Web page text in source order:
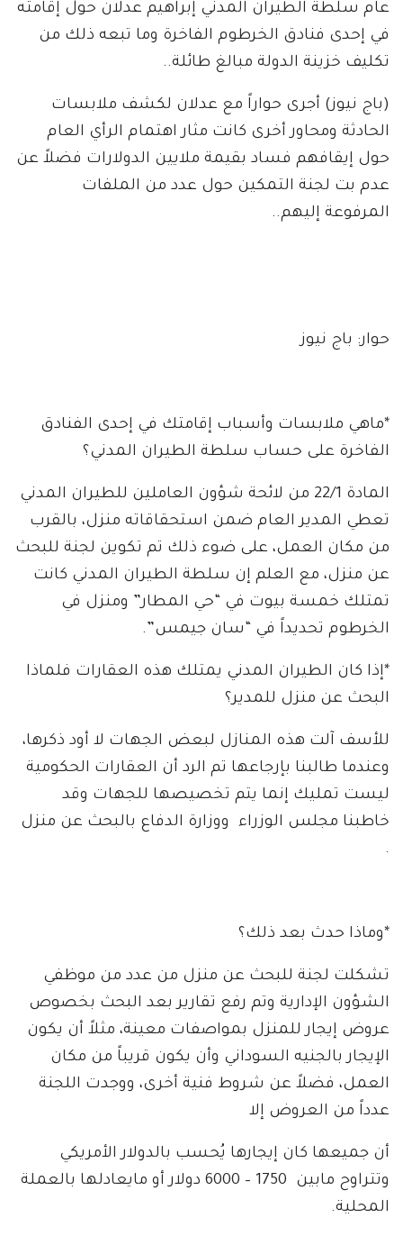
عام سلطة الطيران المدني إبراهيم عدلان حول إقامته
في إحدى فنادق الخرطوم الفاخرة وما تبعه ذلك من
تكليف خزينة الدولة مبالغ طائلة..
(باج نيوز) أجرى حواراً مع عدلان لكشف ملابسات
الحادثة ومحاور أخرى كانت مثار اهتمام الرأي العام
حول إيقافهم فساد بقيمة ملايين الدولارات فضلاً عن
عدم بت لجنة التمكين حول عدد من الملفات
المرفوعة إليهم..
حوار: باج نيوز
*ماهي ملابسات وأسباب إقامتك في إحدى الفنادق
الفاخرة على حساب سلطة الطيران المدني؟
المادة 22/1 من لائحة شؤون العاملين للطيران المدني
تعطي المدير العام ضمن استحقاقاته منزل، بالقرب
من مكان العمل، على ضوء ذلك تم تكوين لجنة للبحث
عن منزل، مع العلم إن سلطة الطيران المدني كانت
تمتلك خمسة بيوت في “حي المطار” ومنزل في
الخرطوم تحديداً في “سان جيمس”.
*إذا كان الطيران المدني يمتلك هذه العقارات فلماذا
البحث عن منزل للمدير؟
للأسف آلت هذه المنازل لبعض الجهات لا أود ذكرها،
وعندما طالبنا بإرجاعها تم الرد أن العقارات الحكومية
ليست تمليك إنما يتم تخصيصها للجهات وقد
خاطبنا مجلس الوزراء ووزارة الدفاع بالبحث عن منزل
.
*وماذا حدث بعد ذلك؟
تشكلت لجنة للبحث عن منزل من عدد من موظفي
الشؤون الإدارية وتم رفع تقارير بعد البحث بخصوص
عروض إيجار للمنزل بمواصفات معينة، مثلاً أن يكون
الإيجار بالجنيه السوداني وأن يكون قريباً من مكان
العمل، فضلاً عن شروط فنية أخرى، ووجدت اللجنة
عدداً من العروض إلا
أن جميعها كان إيجارها يُحسب بالدولار الأمريكي
وتتراوح مابين 1750 – 6000 دولار أو مايعادلها بالعملة
المحلية.